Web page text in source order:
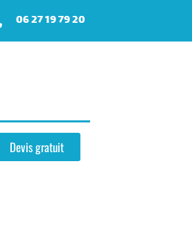
06 27 19 79 20
Devis gratuit